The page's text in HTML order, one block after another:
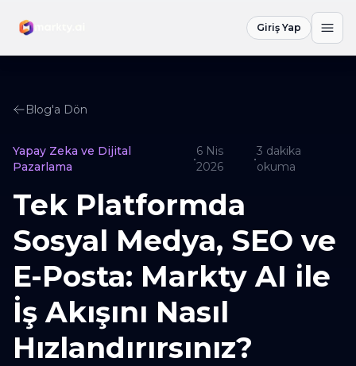
Giriş Yap
Blog'a Dön
Yapay Zeka ve Dijital
Pazarlama
•
6 Nis
2026
•
3 dakika
okuma
Tek Platformda
Sosyal Medya, SEO ve
E-Posta: Markty AI ile
İş Akışını Nasıl
Hızlandırırsınız?